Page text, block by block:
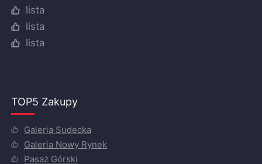
lista
lista
lista
TOP5 Zakupy
Galeria Sudecka
Galeria Nowy Rynek
Pasaż Górski